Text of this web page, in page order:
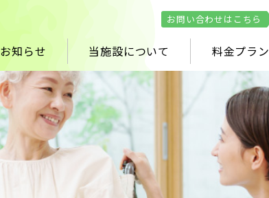
お問い合わせはこちら
お知らせ 当施設について 料金プラン